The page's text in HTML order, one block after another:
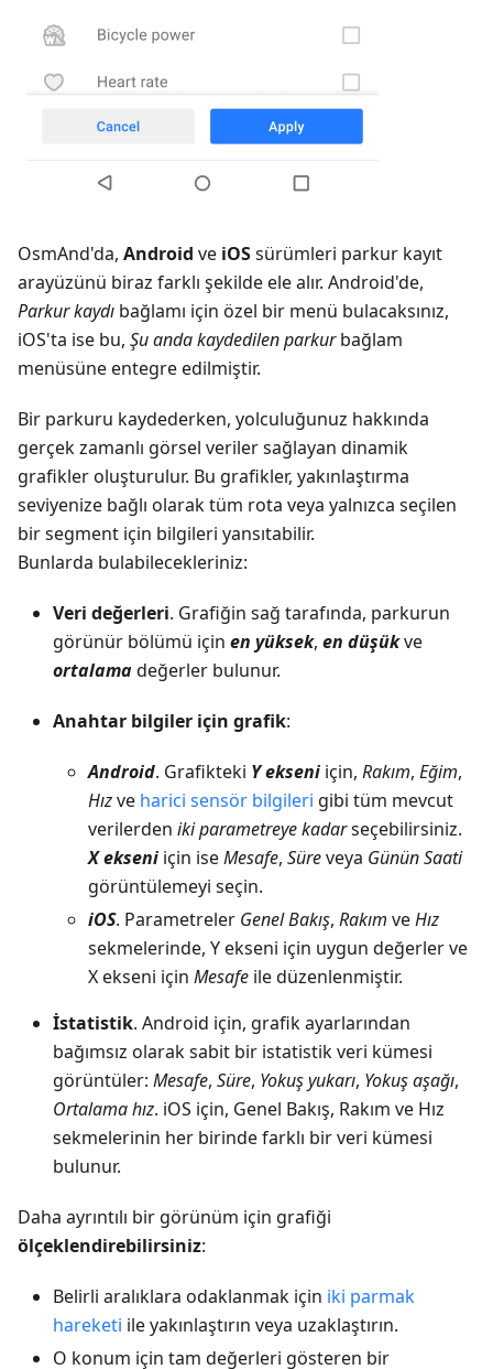
OsmAnd'da, Android ve iOSsürümleri parkur kayıt
arayüzünü biraz farklı şekilde ele alır. Android'de,
Parkur kaydı bağlamı için özel bir menü bulacaksınız,
iOS'ta ise bu, Şu anda kaydedilen parkurbağlam
menüsüne entegre edilmiştir.
Bir parkuru kaydederken, yolculuğunuz hakkında
gerçek zamanlı görsel veriler sağlayan dinamik
grafikler oluşturulur. Bu grafikler, yakınlaştırma
seviyenize bağlı olarak tüm rota veya yalnızca seçilen
bir segment için bilgileri yansıtabilir.
Bunlarda bulabilecekleriniz:
Veri değerleri. Grafiğin sağ tarafında, parkurun
görünür bölümü için en yüksek, en düşükve
ortalamadeğerler bulunur.
Anahtar bilgiler için grafik:
Android. Grafikteki Y ekseni için, Rakım, Eğim,
Hızve harici sensör bilgileri gibi tüm mevcut
verilerden iki parametreye kadarseçebilirsiniz.
X ekseni için iseMesafe, Süreveya Günün Saati
görüntülemeyi seçin.
iOS. Parametreler Genel Bakış, Rakım veHız
sekmelerinde, Y ekseni için uygun değerler ve
X ekseni için Mesafe ile düzenlenmiştir.
İstatistik. Android için, grafik ayarlarından
bağımsız olarak sabit bir istatistik veri kümesi
görüntüler: Mesafe, Süre, Yokuş yukarı, Yokuş aşağı,
Ortalama hız. iOS için, Genel Bakış, Rakım ve Hız
sekmelerinin her birinde farklı bir veri kümesi
bulunur.
Daha ayrıntılı bir görünüm için grafiği
ölçeklendirebilirsiniz:
Belirli aralıklara odaklanmak için iki parmak
hareketi ile yakınlaştırın veya uzaklaştırın.
O konum için tam değerleri gösteren bir